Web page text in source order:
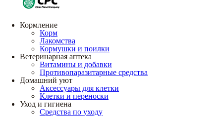
Кормление
Корм
Лакомства
Кормушки и поилки
Ветеринарная аптека
Витамины и добавки
Противопаразитарные средства
Домашний уют
Аксессуары для клетки
Клетки и переноски
Уход и гигиена
Средства по уходу